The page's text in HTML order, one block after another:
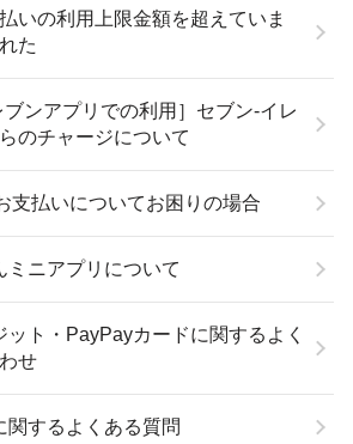
いの利用上限金額を超えていま
た
ブンアプリでの利用］セブン-イレ
のチャージについて
支払いについてお困りの場合
ミニアプリについて
ット・PayPayカードに関するよく
せ
関するよくある質問